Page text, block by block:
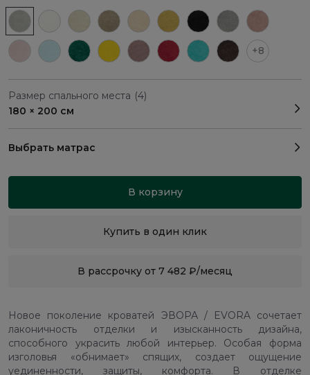
+8
Размер спального места (4)
180 × 200 см
Выбрать матрас
В корзину
Купить в один клик
В рассрочку от 7 482 ₽/месяц
Новое поколение кроватей ЭВОРА / EVORA сочетает
лаконичность отделки и изысканность дизайна,
способного украсить любой интерьер. Особая форма
изголовья «обнимает» спящих, создает ощущение
уединенности, защиты, комфорта. В отделке